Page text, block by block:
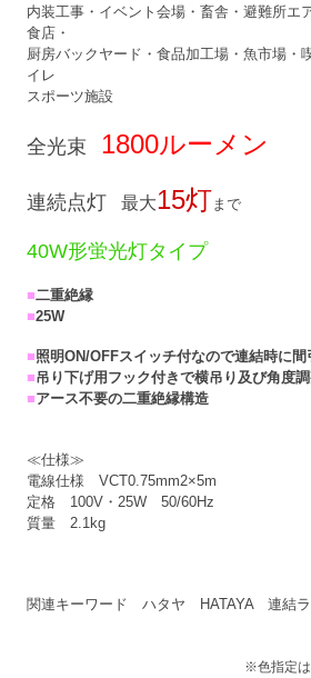
内装工事・イベント会場・畜舎・避難所エ
食店・
厨房バックヤード・食品加工場・魚市場・
イレ
スポーツ施設
全光束 1800ルーメン
連続点灯 最大15灯 まで
40W形蛍光灯タイプ
■二重絶縁
■25W
■照明ON/OFFスイッチ付なので連結時に間
■吊り下げ用フック付きで横吊り及び角度
■アース不要の二重絶縁構造
≪仕様≫
電線仕様 VCT0.75mm2×5m
定格 100V・25W 50/60Hz
質量 2.1kg
関連キーワード ハタヤ HATAYA 連結
※色指定は